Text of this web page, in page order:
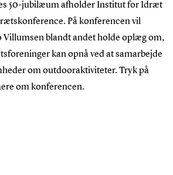
50-jubilæum afholder Institut for Idræt
På konferencen vil
Villumsen blandt andet holde oplæg om,
kan opnå ved at samarbejde
om outdooraktiviteter. Tryk på
om konferencen.